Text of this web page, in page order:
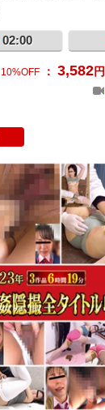
02:00
10%OFF ： 3,582円